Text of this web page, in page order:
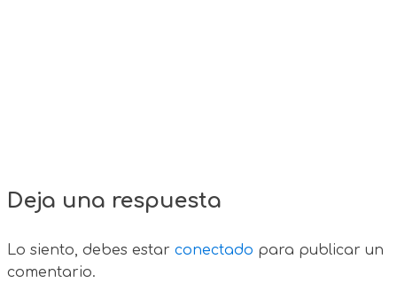
Deja una respuesta
Lo siento, debes estar conectado para publicar un
comentario.